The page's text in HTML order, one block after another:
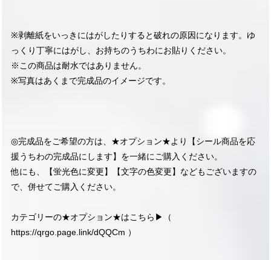
※剥離紙をいっきにはがしたりすると破れの原因になります。ゆ
っくり丁寧にはがし、お持ちのうちわにお貼りください。
※この商品は耐水ではありません。
※写真はあくまで完成品のイメージです。
◎完成品をご希望の方は、★オプション★より【シール商品を応
援うちわの完成品にします】を一緒にご購入ください。
他にも、【蛍光色に変更】【文字の色変更】などもございますの
で、併せてご購入ください。
カテゴリーの★オプション★はこちら▶︎（
https://qrgo.page.link/dQQCm ）